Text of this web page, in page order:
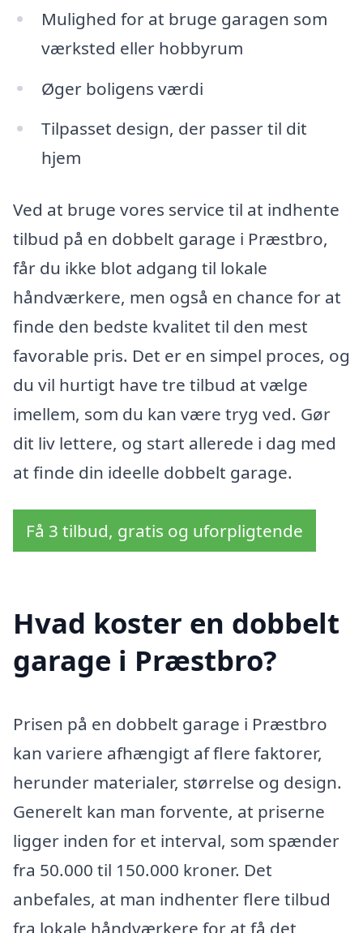
Mulighed for at bruge garagen som
værksted eller hobbyrum
Øger boligens værdi
Tilpasset design, der passer til dit
hjem
Ved at bruge vores service til at indhente
tilbud på en dobbelt garage i Præstbro,
får du ikke blot adgang til lokale
håndværkere, men også en chance for at
finde den bedste kvalitet til den mest
favorable pris. Det er en simpel proces, og
du vil hurtigt have tre tilbud at vælge
imellem, som du kan være tryg ved. Gør
dit liv lettere, og start allerede i dag med
at finde din ideelle dobbelt garage.
Få 3 tilbud, gratis og uforpligtende
Hvad koster en dobbelt
garage i Præstbro?
Prisen på en dobbelt garage i Præstbro
kan variere afhængigt af flere faktorer,
herunder materialer, størrelse og design.
Generelt kan man forvente, at priserne
ligger inden for et interval, som spænder
fra 50.000 til 150.000 kroner. Det
anbefales, at man indhenter flere tilbud
fra lokale håndværkere for at få det